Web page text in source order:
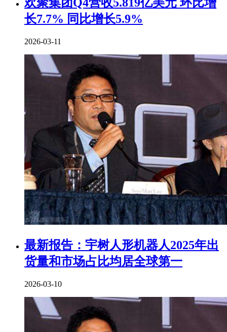
长7.7% 同比增长5.9%
2026-03-11
最新报告：宇树人形机器人2025年出
货量和市场占比均居全球第一
2026-03-10